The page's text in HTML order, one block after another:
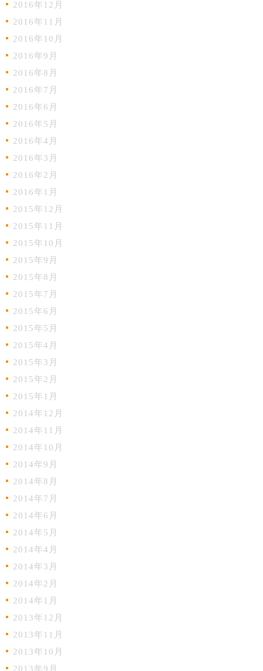
2016年12月
2016年11月
2016年10月
2016年9月
2016年8月
2016年7月
2016年6月
2016年5月
2016年4月
2016年3月
2016年2月
2016年1月
2015年12月
2015年11月
2015年10月
2015年9月
2015年8月
2015年7月
2015年6月
2015年5月
2015年4月
2015年3月
2015年2月
2015年1月
2014年12月
2014年11月
2014年10月
2014年9月
2014年8月
2014年7月
2014年6月
2014年5月
2014年4月
2014年3月
2014年2月
2014年1月
2013年12月
2013年11月
2013年10月
2013年9月